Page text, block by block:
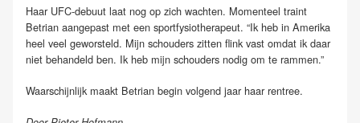
Haar UFC-debuut laat nog op zich wachten. Momenteel traint
Betrian aangepast met een sportfysiotherapeut. “Ik heb in Amerika
heel veel geworsteld. Mijn schouders zitten flink vast omdat ik daar
niet behandeld ben. Ik heb mijn schouders nodig om te rammen.”
Waarschijnlijk maakt Betrian begin volgend jaar haar rentree.